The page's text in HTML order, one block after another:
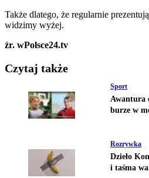
Także dlatego, że regularnie
widzimy wyżej.
źr. wPolsce24.tv
Czytaj także
Sport
Awantura
burze w
Rozrywka
Dzieło
i taśma